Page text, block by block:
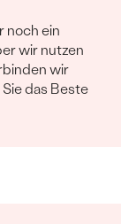
noch ein
wir nutzen
wir
das Beste